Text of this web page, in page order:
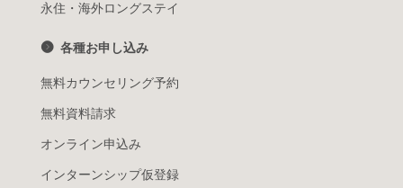
永住・海外ロングステイ
各種お申し込み
無料カウンセリング予約
無料資料請求
オンライン申込み
インターンシップ仮登録